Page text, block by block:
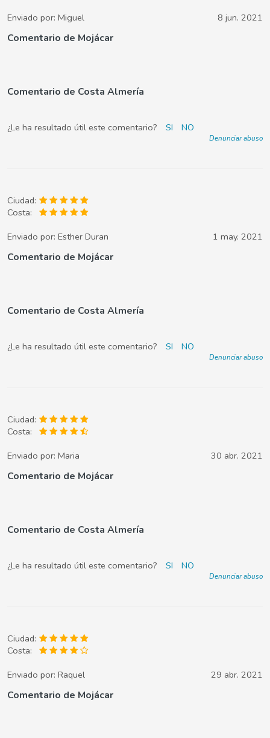
Enviado por: Miguel 8 jun. 2021
Comentario de Mojácar
Comentario de Costa Almería
¿Le ha resultado útil este comentario? SI NO
Denunciar abuso
Ciudad:
Costa:
Enviado por: Esther Duran 1 may. 2021
Comentario de Mojácar
Comentario de Costa Almería
¿Le ha resultado útil este comentario? SI NO
Denunciar abuso
Ciudad:
Costa:
Enviado por: Maria 30 abr. 2021
Comentario de Mojácar
Comentario de Costa Almería
¿Le ha resultado útil este comentario? SI NO
Denunciar abuso
Ciudad:
Costa:
Enviado por: Raquel 29 abr. 2021
Comentario de Mojácar